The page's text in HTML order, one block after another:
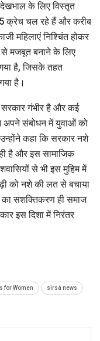
के लिए विस्तृत
क्रेच चल रहे हैं और करीब
महिलाएं निश्चिंत होकर
मजबूत बनाने के लिए
है, जिसके तहत
है।
गंभीर है और कई
अपने संबोधन में युवाओं को
कहा कि सरकार नशे
है और इस सामाजिक
से भी इस मुहिम में
को नशे की लत से बचाया
सशक्तिकरण ही समाज
इस दिशा में निरंतर
for Women sirsa news